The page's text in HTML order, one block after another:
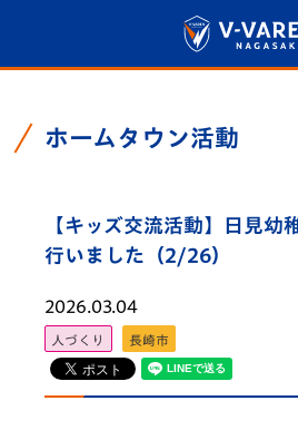
ホームタウン活動
【キッズ交流活動】日見
行いました（2/26）
2026.03.04
人づくり 長崎市